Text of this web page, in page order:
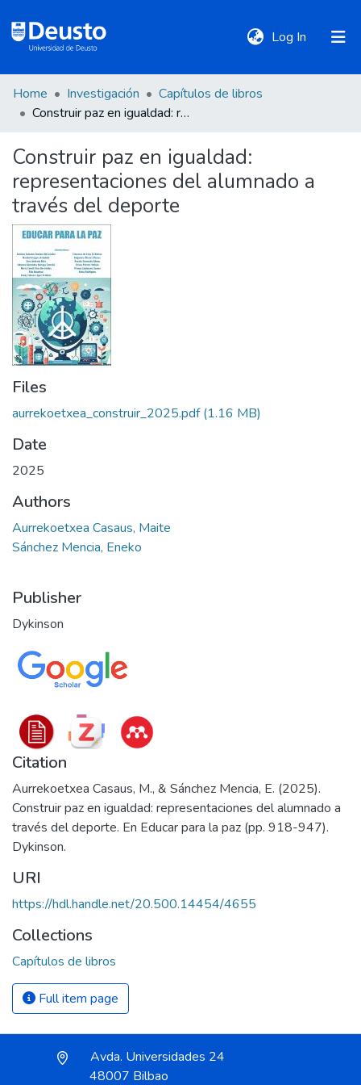
Log In (current)
DeustoTeka
Communities
&
Collections
All of DSpace
Statistics
Policies
Home Investigación
Capítulos de libros
Construir paz en igualdad: representaciones del alumnado a través del deporte
Construir paz en igualdad:
representaciones del alumnado a
través del deporte
Files
aurrekoetxea_construir_2025.pdf(1.16 MB)
Date
2025
Authors
Aurrekoetxea Casaus, Maite
Sánchez Mencia, Eneko
Publisher
Dykinson
Citation
Aurrekoetxea Casaus, M., & Sánchez Mencia, E. (2025).
Construir paz en igualdad: representaciones del alumnado a
través del deporte. En Educar para la paz (pp. 918-947).
Dykinson.
URI
https://hdl.handle.net/20.500.14454/4655
Collections
Capítulos de libros
Full item page
Avda. Universidades 24
48007 Bilbao